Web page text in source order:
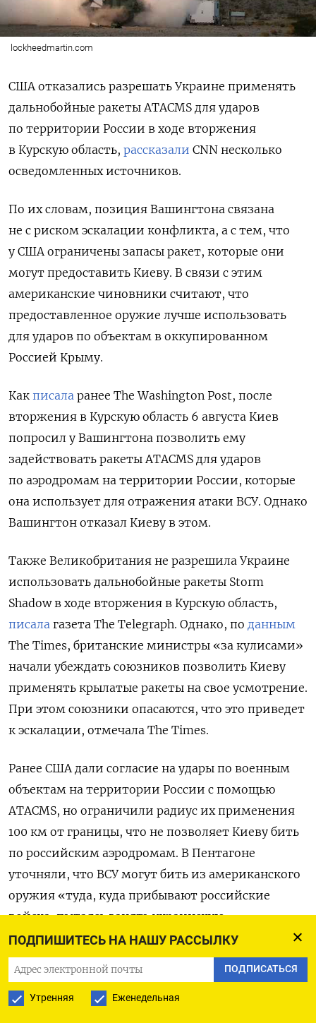
ПОДПИШИТЕСЬ НА НАШУ РАССЫЛКУ
ПОДПИСАТЬСЯ
Утренняя Еженедельная
lockheedmartin.com
США отказались разрешать Украине применять
дальнобойные ракеты ATACMS для ударов
по территории России в ходе вторжения
в Курскую область, рассказали CNN несколько
осведомленных источников.
По их словам, позиция Вашингтона связана
не с риском эскалации конфликта, а с тем, что
у США ограничены запасы ракет, которые они
могут предоставить Киеву. В связи с этим
американские чиновники считают, что
предоставленное оружие лучше использовать
для ударов по объектам в оккупированном
Россией Крыму.
Как писала ранее The Washington Post, после
вторжения в Курскую область 6 августа Киев
попросил у Вашингтона позволить ему
задействовать ракеты ATACMS для ударов
по аэродромам на территории России, которые
она использует для отражения атаки ВСУ. Однако
Вашингтон отказал Киеву в этом.
Также Великобритания не разрешила Украине
использовать дальнобойные ракеты Storm
Shadow в ходе вторжения в Курскую область,
писала газета The Telegraph. Однако, по данным
The Times, британские министры «за кулисами»
начали убеждать союзников позволить Киеву
применять крылатые ракеты на свое усмотрение.
При этом союзники опасаются, что это приведет
к эскалации, отмечала The Times.
Ранее США дали согласие на удары по военным
объектам на территории России с помощью
ATACMS, но ограничили радиус их применения
100 км от границы, что не позволяет Киеву бить
по российским аэродромам. В Пентагоне
уточняли, что ВСУ могут бить из американского
оружия «туда, куда прибывают российские
войска, пытаясь занять украинскую
территорию».
Президент РФ Владимир Путин на фоне этого
заявлял, что удары Киева западным оружием